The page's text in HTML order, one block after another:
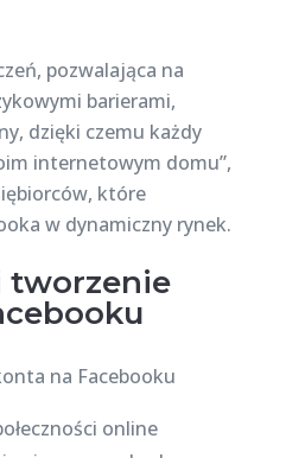
pozwalająca na
barierami,
dzięki czemu każdy
internetowym domu”,
które
w dynamiczny rynek.
tworzenie
online